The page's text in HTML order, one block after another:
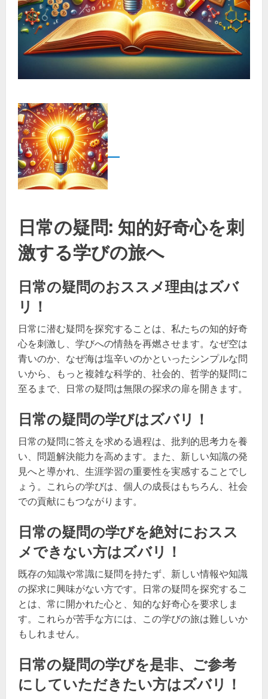
日常の疑問: 知的好奇心を刺
激する学びの旅へ
日常の疑問のおススメ理由はズバ
リ！
日常に潜む疑問を探究することは、私たちの知的好奇
心を刺激し、学びへの情熱を再燃させます。なぜ空は
青いのか、なぜ海は塩辛いのかといったシンプルな問
いから、もっと複雑な科学的、社会的、哲学的疑問に
至るまで、日常の疑問は無限の探求の扉を開きます。
日常の疑問の学びはズバリ！
日常の疑問に答えを求める過程は、批判的思考力を養
い、問題解決能力を高めます。また、新しい知識の発
見へと導かれ、生涯学習の重要性を実感することでし
ょう。これらの学びは、個人の成長はもちろん、社会
での貢献にもつながります。
日常の疑問の学びを絶対におスス
メできない方はズバリ！
既存の知識や常識に疑問を持たず、新しい情報や知識
の探求に興味がない方です。日常の疑問を探究するこ
とは、常に開かれた心と、知的な好奇心を要求しま
す。これらが苦手な方には、この学びの旅は難しいか
もしれません。
日常の疑問の学びを是非、ご参考
にしていただきたい方はズバリ！